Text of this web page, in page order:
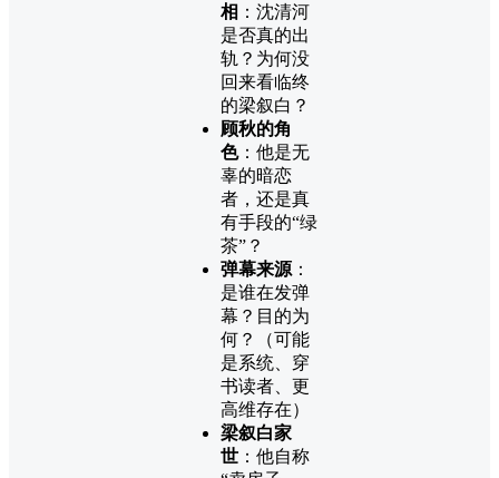
相 ：沈清河
是否真的出
轨？为何没
回来看临终
的梁叙白？
顾秋的角
色：他是无
辜的暗恋
者，还是真
有手段的“绿
茶”？
弹幕来源 ：
是谁在发弹
幕？目的为
何？（可能
是系统、穿
书读者、更
高维存在）
梁叙白家
世 ：他自称